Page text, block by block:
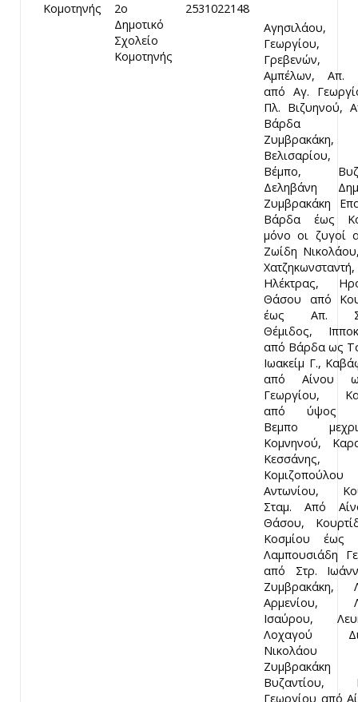
Κομοτηνής
2ο
Δημοτικό
Σχολείο
Κομοτηνής
2531022148
Αγησιλάου,
Γρεβενών,
Αμπέλων, Απ.
από Αγ.
Πλ. Βιζυηνού,
Βάρδα
Ζυμβρακάκη,
Βελισαρίου,
Βέμπο,
Δεληβάνη
Ζυμβρακάκη
Βάρδα έως
μόνο οι ζυγοί
Ζωίδη
Χατζηκωνσταντή,
Ηλέκτρας,
Θάσου από
έως Απ.
Θέμιδος,
από Βάρδα ως
Ιωακείμ Γ.,
από Αίνου
Γεωργίου,
από ύψος
Βεμπο
Κομνηνού,
Κεσσάνης,
Κομιζοπούλου
Αντωνίου,
Σταμ. Από
Θάσου,
Κοσμίου έως
Λαμπουσιάδη
από Στρ.
Ζυμβρακάκη,
Αρμενίου,
Ισαύρου,
Λοχαγού
Βυζαντίου,
Γεωργίου από